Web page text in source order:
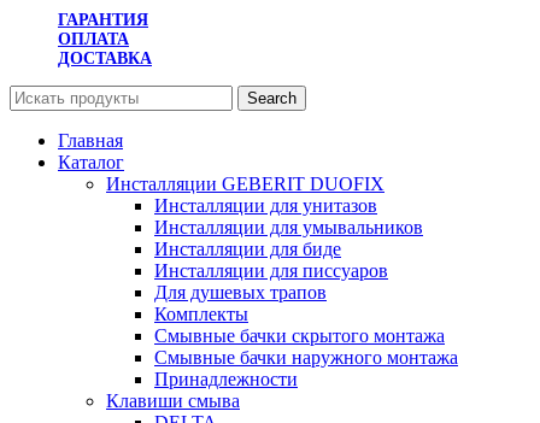
ГАРАНТИЯ
ОПЛАТА
ДОСТАВКА
Search
Главная
Каталог
Инсталляции GEBERIT DUOFIX
Инсталляции для унитазов
Инсталляции для умывальников
Инсталляции для биде
Инсталляции для писсуаров
Для душевых трапов
Комплекты
Смывные бачки скрытого монтажа
Смывные бачки наружного монтажа
Принадлежности
Клавиши смыва